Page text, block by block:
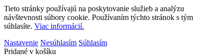
Tieto stránky používajú na poskytovanie služieb a analýzu
návštevnosti súbory cookie. Používaním týchto stránok s tým
súhlasíte. Viac informácií.
Nastavenie Nesúhlasím Súhlasím
Pridané v košíku